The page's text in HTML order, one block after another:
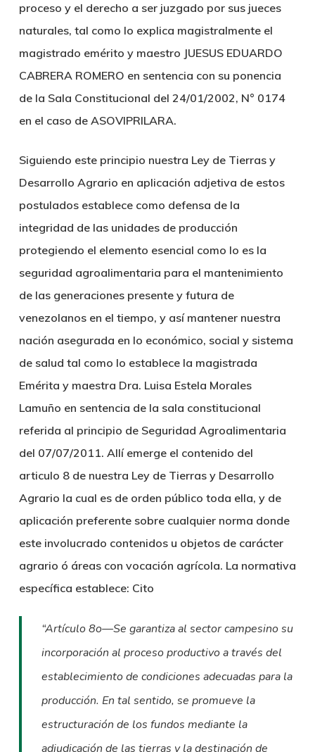
proceso y el derecho a ser juzgado por sus jueces
naturales, tal como lo explica magistralmente el
magistrado emérito y maestro JUESUS EDUARDO
CABRERA ROMERO en sentencia con su ponencia
de la Sala Constitucional del 24/01/2002, N° 0174
en el caso de ASOVIPRILARA.
Siguiendo este principio nuestra Ley de Tierras y
Desarrollo Agrario en aplicación adjetiva de estos
postulados establece como defensa de la
integridad de las unidades de producción
protegiendo el elemento esencial como lo es la
seguridad agroalimentaria para el mantenimiento
de las generaciones presente y futura de
venezolanos en el tiempo, y así mantener nuestra
nación asegurada en lo económico, social y sistema
de salud tal como lo establece la magistrada
Emérita y maestra Dra. Luisa Estela Morales
Lamuño en sentencia de la sala constitucional
referida al principio de Seguridad Agroalimentaria
del 07/07/2011. Allí emerge el contenido del
articulo 8 de nuestra Ley de Tierras y Desarrollo
Agrario la cual es de orden público toda ella, y de
aplicación preferente sobre cualquier norma donde
este involucrado contenidos u objetos de carácter
agrario ó áreas con vocación agrícola. La normativa
específica establece: Cito
“Artículo 8o—Se garantiza al sector campesino su
incorporación al proceso productivo a través del
establecimiento de condiciones adecuadas para la
producción. En tal sentido, se promueve la
estructuración de los fundos mediante la
adjudicación de lastierras y la destinación de